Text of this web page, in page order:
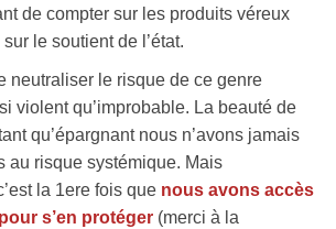
de compter sur les produits véreux
le soutient de l’état.
neutraliser le risque de ce genre
violent qu’improbable. La beauté de
qu’épargnant nous n’avons jamais
au risque systémique. Mais
la 1ere fois que nous avons accès
s’en protéger (merci à la